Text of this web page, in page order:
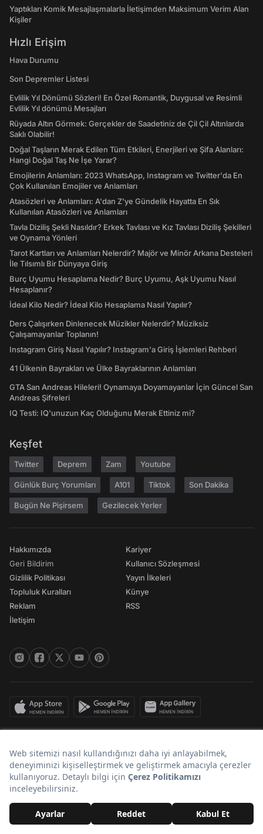
Yaptıkları Komik Mesajlaşmalarla İletişimden Maksimum Verim Alan
Kişiler
Hızlı Erişim
Hava Durumu
Son Depremler Listesi
Evlilik Yıl Dönümü Sözleri! En Özel Romantik, Duygusal ve Resimli
Evlilik Yıl dönümü Mesajları
Rüyada Altın Görmek: Gerçekler de Saadetiniz de Çil Çil Altınlarda
Saklı Olabilir!
Doğal Taşların Merak Edilen Tüm Etkileri, Enerjileri ve Şifa Alanları:
Hangi Doğal Taş Ne İşe Yarar?
Emojilerin Anlamları: 2023 WhatsApp, Instagram ve Twitter'da En
Çok Kullanılan Emojiler ve Anlamları
Atasözleri ve Anlamları: A'dan Z'ye Gündelik Hayatta En Sık
Kullanılan Atasözleri ve Anlamları
Tavla Diziliş Şekli Nasıldır? Erkek Tavlası ve Kız Tavlası Diziliş Şekilleri
ve Oynama Yönleri
Tarot Kartları ve Anlamları Nelerdir? Majör ve Minör Arkana Desteleri
İle Tılsımlı Bir Dünyaya Giriş
Burç Uyumu Hesaplama Nedir? Burç Uyumu, Aşk Uyumu Nasıl
Hesaplanır?
İdeal Kilo Nedir? İdeal Kilo Hesaplama Nasıl Yapılır?
Ders Çalışırken Dinlenecek Müzikler Nelerdir? Müziksiz
Çalışamayanlar Toplanın!
Instagram Giriş Nasıl Yapılır? Instagram'a Giriş İşlemleri Rehberi
41 Ülkenin Bayrakları ve Ülke Bayraklarının Anlamları
GTA San Andreas Hileleri! Oynamaya Doyamayanlar İçin Güncel San
Andreas Şifreleri
IQ Testi: IQ'unuzun Kaç Olduğunu Merak Ettiniz mi?
Keşfet
Twitter Deprem Zam Youtube
Günlük Burç Yorumları A101 Tiktok Son Dakika
Bugün Ne Pişirsem Gezilecek Yerler
Hakkımızda
Geri Bildirim
Gizlilik Politikası
Topluluk Kuralları
Reklam
İletişim
Kariyer
Kullanıcı Sözleşmesi
Yayın İlkeleri
Künye
RSS
© 2026 Onedio. Her hakkı saklıdır.
markasıdır.